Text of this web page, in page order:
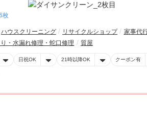
枚
ハウスクリーニング リサイクルショップ
家事代
り・水漏れ修理・蛇口修理 質屋
日祝OK 21時以降OK クーポン有